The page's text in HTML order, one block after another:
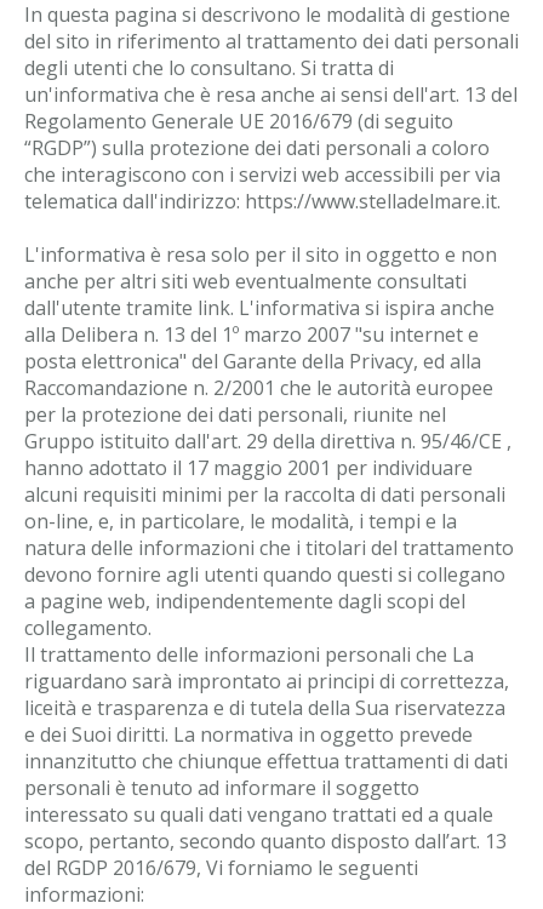
In questa pagina si descrivono le modalità di gestione
del sito in riferimento al trattamento dei dati personali
degli utenti che lo consultano. Si tratta di
un'informativa che è resa anche ai sensi dell'art. 13 del
Regolamento Generale UE 2016/679 (di seguito
“RGDP”) sulla protezione dei dati personali a coloro
che interagiscono con i servizi web accessibili per via
telematica dall'indirizzo: https://www.stelladelmare.it.
L'informativa è resa solo per il sito in oggetto e non
anche per altri siti web eventualmente consultati
dall'utente tramite link. L'informativa si ispira anche
alla Delibera n. 13 del 1º marzo 2007 "su internet e
posta elettronica" del Garante della Privacy, ed alla
Raccomandazione n. 2/2001 che le autorità europee
per la protezione dei dati personali, riunite nel
Gruppo istituito dall'art. 29 della direttiva n. 95/46/CE ,
hanno adottato il 17 maggio 2001 per individuare
alcuni requisiti minimi per la raccolta di dati personali
on-line, e, in particolare, le modalità, i tempi e la
natura delle informazioni che i titolari del trattamento
devono fornire agli utenti quando questi si collegano
a pagine web, indipendentemente dagli scopi del
collegamento.
Il trattamento delle informazioni personali che La
riguardano sarà improntato ai principi di correttezza,
liceità e trasparenza e di tutela della Sua riservatezza
e dei Suoi diritti. La normativa in oggetto prevede
innanzitutto che chiunque effettua trattamenti di dati
personali è tenuto ad informare il soggetto
interessato su quali dati vengano trattati ed a quale
scopo, pertanto, secondo quanto disposto dall’art. 13
del RGDP 2016/679, Vi forniamo le seguenti
informazioni: